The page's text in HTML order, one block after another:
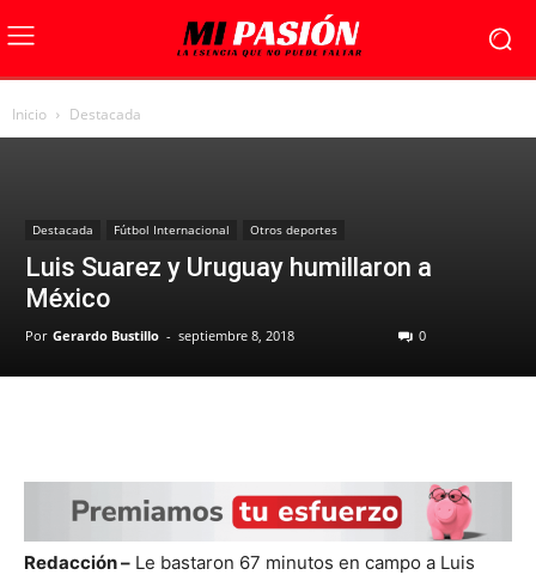
Inicio Destacada
Destacada Fútbol Internacional Otros deportes
Luis Suarez y Uruguay humillaron a
México
Por Gerardo Bustillo - septiembre 8, 2018 0
Redacción – Le bastaron 67 minutos en campo a Luis